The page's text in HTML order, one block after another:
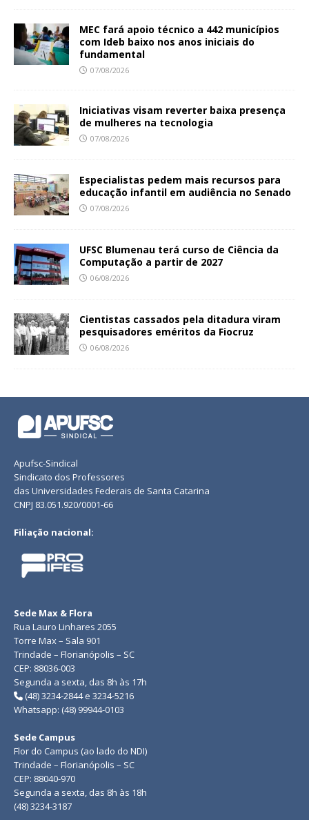
MEC fará apoio técnico a 442 municípios
com Ideb baixo nos anos iniciais do
fundamental
07/08/2026
Iniciativas visam reverter baixa presença
de mulheres na tecnologia
07/08/2026
Especialistas pedem mais recursos para
educação infantil em audiência no Senado
07/08/2026
UFSC Blumenau terá curso de Ciência da
Computação a partir de 2027
06/08/2026
Cientistas cassados pela ditadura viram
pesquisadores eméritos da Fiocruz
06/08/2026
Apufsc-Sindical
Sindicato dos Professores
das Universidades Federais de Santa Catarina
CNPJ 83.051.920/0001-66
Filiação nacional:
Sede Max & Flora
Rua Lauro Linhares 2055
Torre Max – Sala 901
Trindade – Florianópolis – SC
CEP: 88036-003
Segunda a sexta, das 8h às 17h
(48) 3234-2844 e 3234-5216
Whatsapp: (48) 99944-0103
Sede Campus
Flor do Campus (ao lado do NDI)
Trindade – Florianópolis – SC
CEP: 88040-970
Segunda a sexta, das 8h às 18h
(48) 3234-3187